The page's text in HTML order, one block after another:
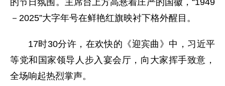
的节日氛围。主席台上方高悬着庄严的国徽，“1949
－2025”大字年号在鲜艳红旗映衬下格外醒目。
17时30分许，在欢快的《迎宾曲》中，习近平
等党和国家领导人步入宴会厅，向大家挥手致意，
全场响起热烈掌声。